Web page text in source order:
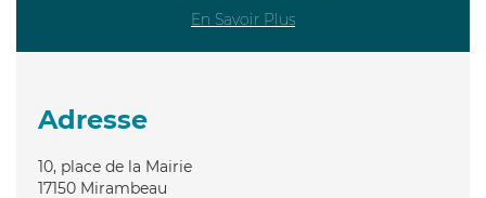
En Savoir Plus
Adresse
10, place de la Mairie
17150 Mirambeau